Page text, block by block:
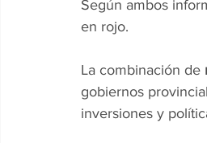
Según ambos
en rojo.
La combinación de
gobiernos
inversiones y